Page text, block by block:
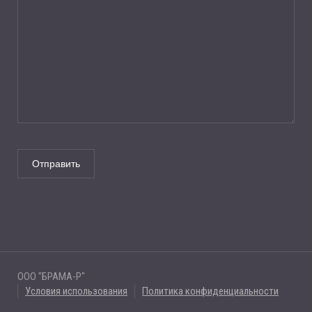
ООО "БРАМА-Р"
Условия использования
Политика конфиденциальности